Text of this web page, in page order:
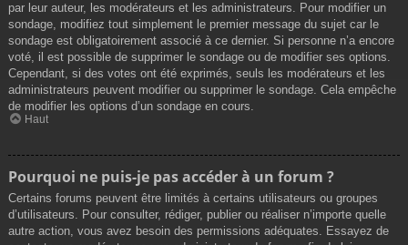
par leur auteur, les modérateurs et les administrateurs. Pour modifier un
sondage, modifiez tout simplement le premier message du sujet car le
sondage est obligatoirement associé à ce dernier. Si personne n’a encore
voté, il est possible de supprimer le sondage ou de modifier ses options.
Cependant, si des votes ont été exprimés, seuls les modérateurs et les
administrateurs peuvent modifier ou supprimer le sondage. Cela empêche
de modifier les options d’un sondage en cours.
Haut
Pourquoi ne puis-je pas accéder à un forum ?
Certains forums peuvent être limités à certains utilisateurs ou groupes
d’utilisateurs. Pour consulter, rédiger, publier ou réaliser n’importe quelle
autre action, vous avez besoin des permissions adéquates. Essayez de